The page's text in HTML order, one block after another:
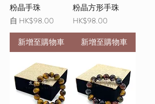
粉晶手珠
自 HK$98.00
促銷價格
新增至購物車
粉晶方形手珠
價格
HK$98.00
新增至購物車